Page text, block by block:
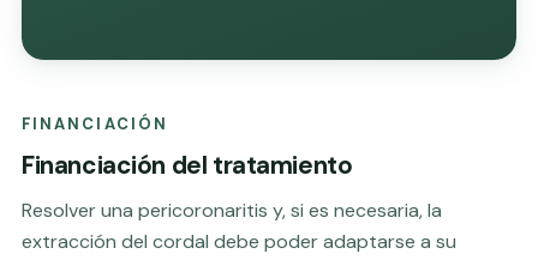
FINANCIACIÓN
Financiación del tratamiento
Resolver una pericoronaritis y, si es necesaria, la
extracción del cordal debe poder adaptarse a su